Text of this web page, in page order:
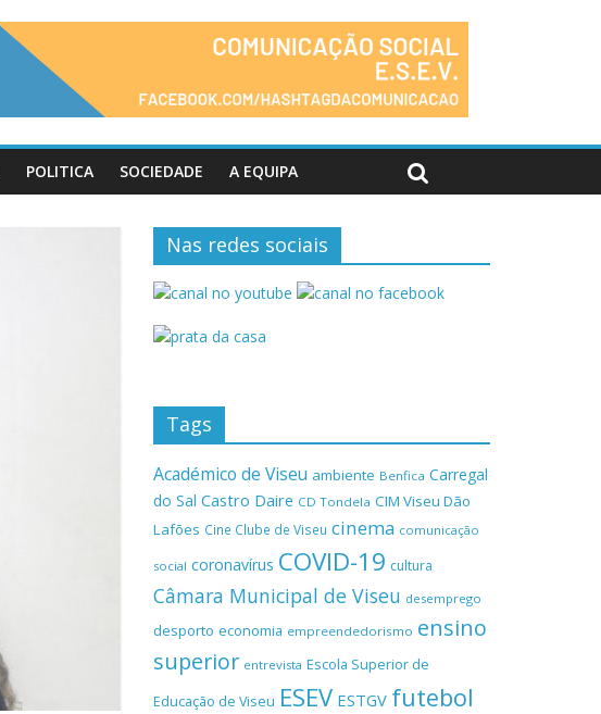
POLITICA SOCIEDADE A EQUIPA
Nas redes sociais
Tags
Académico de Viseu ambiente Benfica Carregal
do Sal Castro Daire CD Tondela CIM Viseu Dão
Lafões Cine Clube de Viseu cinema comunicação
social coronavírus COVID-19 cultura
Câmara Municipal de Viseu desemprego
desporto economia empreendedorismo ensino
superior entrevista Escola Superior de
Educação de Viseu ESEV ESTGV futebol